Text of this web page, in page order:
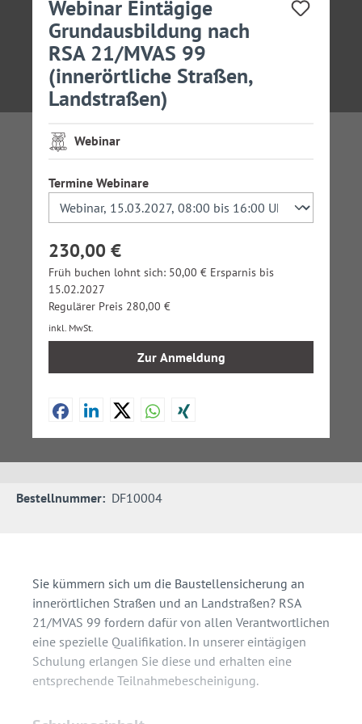
Webinar Eintägige
Grundausbildung nach
RSA 21/MVAS 99
(innerörtliche Straßen,
Landstraßen)
Webinar
Termine Webinareauswählen
230,00 €
Früh buchen lohnt sich: 50,00 € Ersparnis bis
15.02.2027
Regulärer Preis 280,00 €
inkl. MwSt.
Zur Anmeldung
Bestellnummer: DF10004
Sie kümmern sich um die Baustellensicherung an
innerörtlichen Straßen und an Landstraßen? RSA
21/MVAS 99 fordern dafür von allen Verantwortlichen
eine spezielle Qualifikation. In unserer eintägigen
Schulung erlangen Sie diese und erhalten eine
entsprechende Teilnahmebescheinigung.